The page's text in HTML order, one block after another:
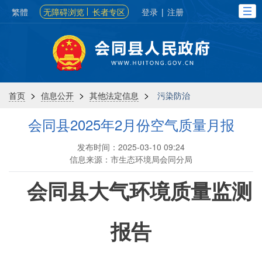
繁體 无障碍浏览 长者专区 登录 | 注册
首页 > 信息公开 > 其他法定信息 > 污染防治
会同县2025年2月份空气质量月报
发布时间：2025-03-10 09:24
信息来源：市生态环境局会同分局
会同县大气环境质量监测
报告